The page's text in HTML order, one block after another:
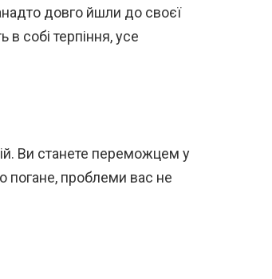
довго йшли до своєї
в собі терпіння, усе
Ви станете переможцем у
погане, проблеми вас не